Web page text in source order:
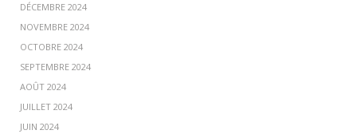
DÉCEMBRE 2024
NOVEMBRE 2024
OCTOBRE 2024
SEPTEMBRE 2024
AOÛT 2024
JUILLET 2024
JUIN 2024